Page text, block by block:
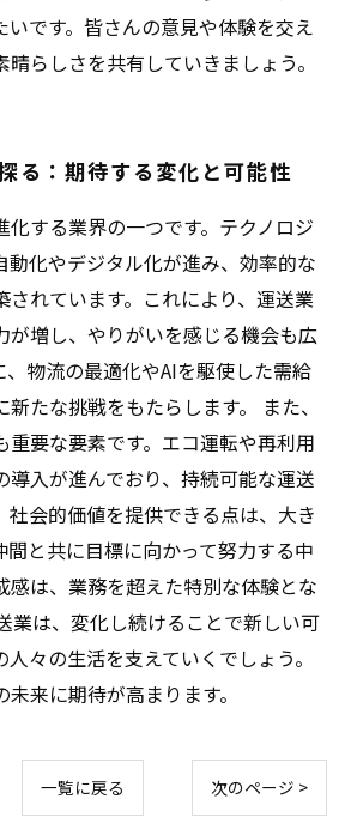
いです。皆さんの意見や体験を交え
らしさを共有していきましょう。
る：期待する変化と可能性
化する業界の一つです。テクノロジ
動化やデジタル化が進み、効率的な
されています。これにより、運送業
が増し、やりがいを感じる機会も広
、物流の最適化やAIを駆使した需給
たな挑戦をもたらします。 また、
重要な要素です。エコ運転や再利用
導入が進んでおり、持続可能な運送
社会的価値を提供できる点は、大き
間と共に目標に向かって努力する中
感は、業務を超えた特別な体験とな
業は、変化し続けることで新しい可
々の生活を支えていくでしょう。
来に期待が高まります。
一覧に戻る 次のページ >